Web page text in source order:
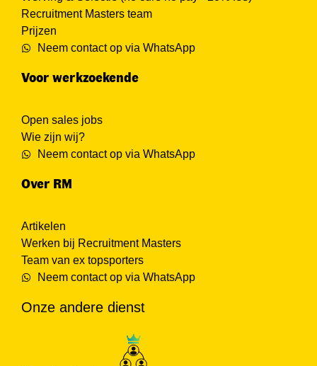
Recruitment Masters team
Prijzen
Neem contact op via WhatsApp
Voor werkzoekende
Open sales jobs
Wie zijn wij?
Neem contact op via WhatsApp
Over RM
Artikelen
Werken bij Recruitment Masters
Team van ex topsporters
Neem contact op via WhatsApp
Onze andere dienst